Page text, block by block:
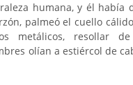
humana, y él había
palmeó el cuello
metálicos, resollar de
olían a estiércol de